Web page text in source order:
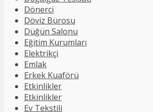
Dönerci
Döviz Bürosu
Düğün Salonu
Eğitim Kurumları
Elektrikçi
Emlak
Erkek Kuaförü
Etkinlikler
Etkinlikler
Ev Tekstili